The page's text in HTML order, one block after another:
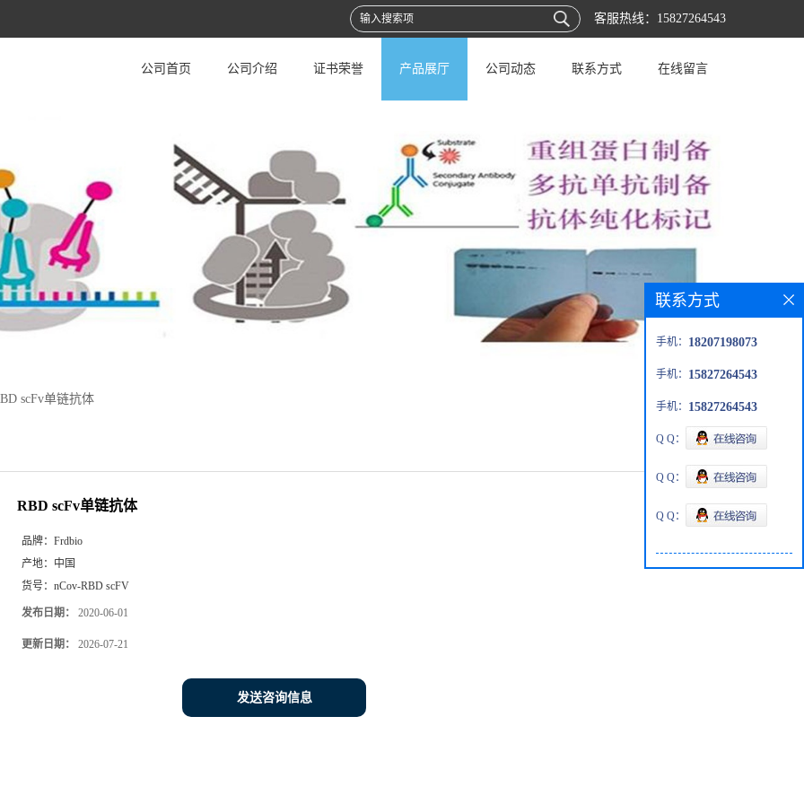
客服热线： 15827264543
公司首页 公司介绍 证书荣誉 产品展厅 公司动态 联系方式 在线留言
scFv单链抗体
RBD scFv单链抗体
品牌： Frdbio
产地： 中国
货号： nCov-RBD scFV
发布日期： 2020-06-01
更新日期： 2026-07-21
发送咨询信息
联系方式
手机： 18207198073
手机： 15827264543
手机： 15827264543
Q Q：
Q Q：
Q Q：